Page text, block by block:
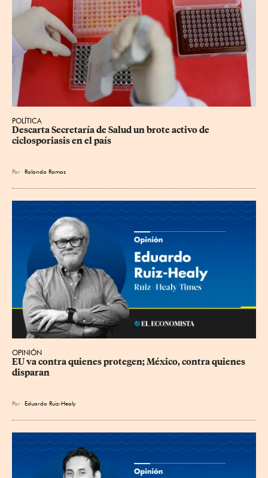
POLÍTICA
Descarta Secretaría de Salud un brote activo de
ciclosporiasis en el país
Por Rolando Ramos
OPINIÓN
EU va contra quienes protegen; México, contra quienes
disparan
Por Eduardo Ruiz-Healy